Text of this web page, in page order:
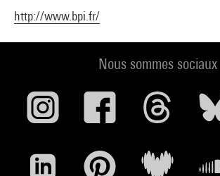
http://www.bpi.fr/
Nous sommes sociaux